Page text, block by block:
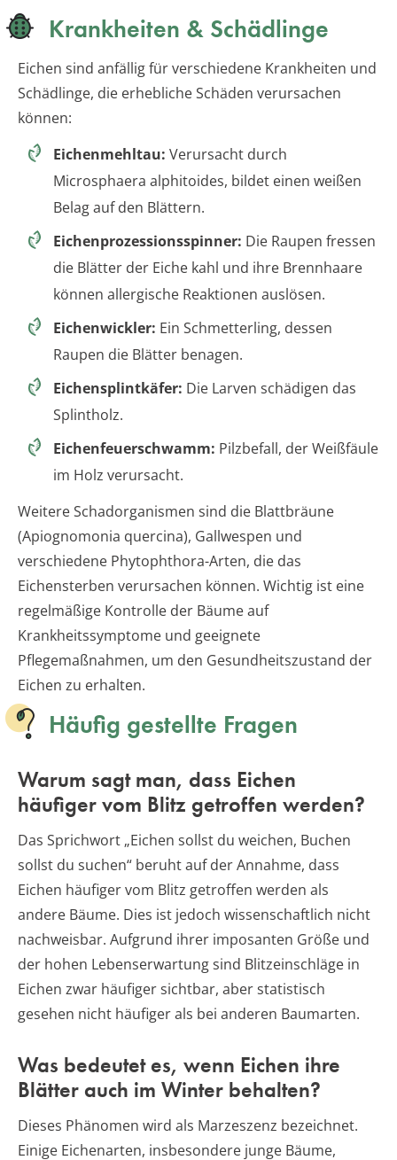
Krankheiten & Schädlinge
Eichen sind anfällig für verschiedene Krankheiten und
Schädlinge, die erhebliche Schäden verursachen
können:
Eichenmehltau: Verursacht durch
Microsphaera alphitoides, bildet einen weißen
Belag auf den Blättern.
Eichenprozessionsspinner: Die Raupen fressen
die Blätter der Eiche kahl und ihre Brennhaare
können allergische Reaktionen auslösen.
Eichenwickler: Ein Schmetterling, dessen
Raupen die Blätter benagen.
Eichensplintkäfer: Die Larven schädigen das
Splintholz.
Eichenfeuerschwamm: Pilzbefall, der Weißfäule
im Holz verursacht.
Weitere Schadorganismen sind die Blattbräune
(Apiognomonia quercina), Gallwespen und
verschiedene Phytophthora-Arten, die das
Eichensterben verursachen können. Wichtig ist eine
regelmäßige Kontrolle der Bäume auf
Krankheitssymptome und geeignete
Pflegemaßnahmen, um den Gesundheitszustand der
Eichen zu erhalten.
Häufig gestellte Fragen
Warum sagt man, dass Eichen
häufiger vom Blitz getroffen werden?
Das Sprichwort „Eichen sollst du weichen, Buchen
sollst du suchen“ beruht auf der Annahme, dass
Eichen häufiger vom Blitz getroffen werden als
andere Bäume. Dies ist jedoch wissenschaftlich nicht
nachweisbar. Aufgrund ihrer imposanten Größe und
der hohen Lebenserwartung sind Blitzeinschläge in
Eichen zwar häufiger sichtbar, aber statistisch
gesehen nicht häufiger als bei anderen Baumarten.
Was bedeutet es, wenn Eichen ihre
Blätter auch im Winter behalten?
Dieses Phänomen wird als Marzeszenz bezeichnet.
Einige Eichenarten, insbesondere junge Bäume,